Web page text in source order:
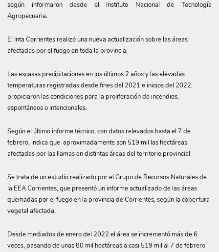
según informaron desde el Instituto Nacional de Tecnología
Agropecuaria.
El Inta Corrientes realizó una nueva actualización sobre las áreas
afectadas por el fuego en toda la provincia.
Las escasas precipitaciones en los últimos 2 años y las elevadas
temperaturas registradas desde fines del 2021 e inicios del 2022,
propiciaron las condiciones para la proliferación de incendios,
espontáneos o intencionales.
Según el último informe técnico, con datos relevados hasta el 7 de
febrero, indica que aproximadamente son 519 mil las hectáreas
afectadas por las llamas en distintas áreas del territorio provincial.
Se trata de un estudio realizado por el Grupo de Recursos Naturales de
la EEA Corrientes, que presentó un informe actualizado de las áreas
quemadas por el fuego en la provincia de Corrientes, según la cobertura
vegetal afectada.
Desde mediados de enero del 2022 el área se incrementó más de 6
veces, pasando de unas 80 mil hectáreas a casi 519 mil al 7 de febrero